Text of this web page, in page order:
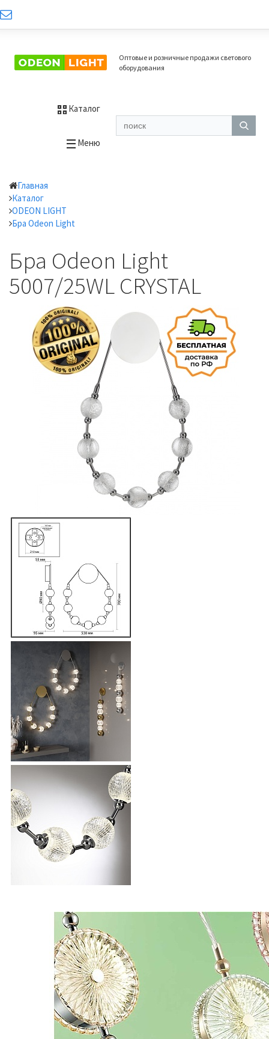
Оптовые и розничные продажи светового
оборудования
Каталог
Меню
Главная
Каталог
ODEON LIGHT
Бра Odeon Light
Бра Odeon Light
5007/25WL CRYSTAL